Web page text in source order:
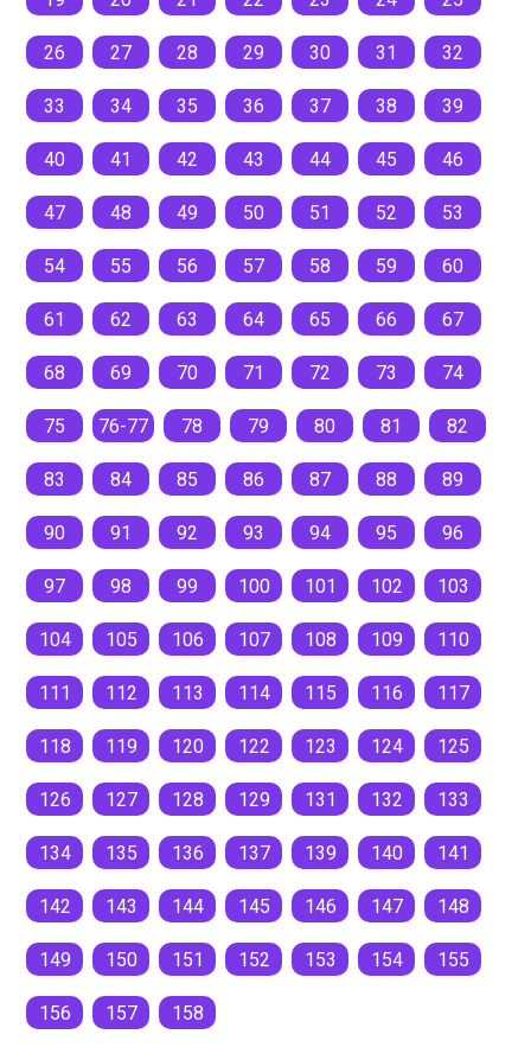
дяде.
26 27 28 29 30 31 32
33 34 35 36 37 38 39
40 41 42 43 44 45 46
47 48 49 50 51 52 53
54 55 56 57 58 59 60
61 62 63 64 65 66 67
68 69 70 71 72 73 74
75 76-77 78 79 80 81 82
83 84 85 86 87 88 89
90 91 92 93 94 95 96
97 98 99 100 101 102 103
104 105 106 107 108 109 110
111 112 113 114 115 116 117
118 119 120 122 123 124 125
126 127 128 129 131 132 133
134 135 136 137 139 140 141
142 143 144 145 146 147 148
149 150 151 152 153 154 155
156 157 158